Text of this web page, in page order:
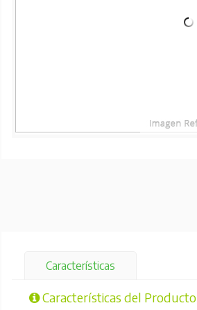
Características
Características del Producto